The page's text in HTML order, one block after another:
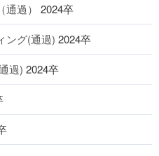
過） 2024卒
ング(通過) 2024卒
過) 2024卒